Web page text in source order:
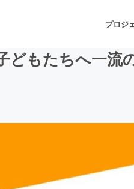
プロジ
ット
どもたちへ一流